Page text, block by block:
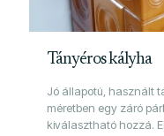
Tányéros kályha
Jó állapotú, használt
méretben egy záró
kiválasztható hozzá.